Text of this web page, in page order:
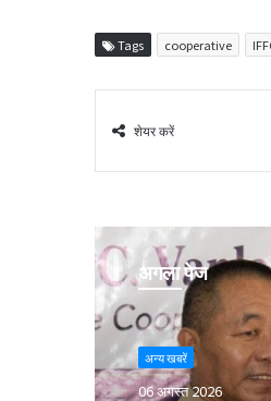
Tags cooperative
शेयर करें
अगला पेज
अन्य खबरें
06 अगस्त 2026